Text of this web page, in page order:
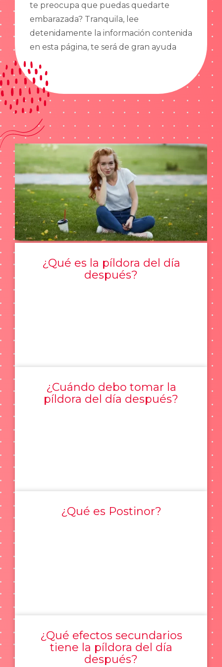
te preocupa que puedas quedarte
embarazada? Tranquila, lee
detenidamente la información contenida
en esta página, te será de gran ayuda
¿Qué es la píldora del día
después?
¿Cuándo debo tomar la
píldora del día después?
¿Qué es Postinor?
¿Qué efectos secundarios
tiene la píldora del día
después?